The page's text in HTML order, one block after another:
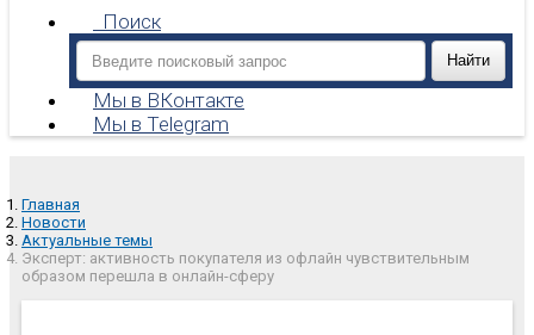
Поиск
Мы в ВКонтакте
Мы в Telegram
Главная
Новости
Актуальные темы
Эксперт: активность покупателя из офлайн чувствительным
образом перешла в онлайн-сферу